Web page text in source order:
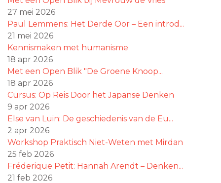
27 mei 2026
Paul Lemmens: Het Derde Oor – Een introd...
21 mei 2026
Kennismaken met humanisme
18 apr 2026
Met een Open Blik "De Groene Knoop...
18 apr 2026
Cursus: Op Reis Door het Japanse Denken
9 apr 2026
Else van Luin: De geschiedenis van de Eu...
2 apr 2026
Workshop Praktisch Niet-Weten met Mirdan
25 feb 2026
Fréderique Petit: Hannah Arendt – Denken...
21 feb 2026